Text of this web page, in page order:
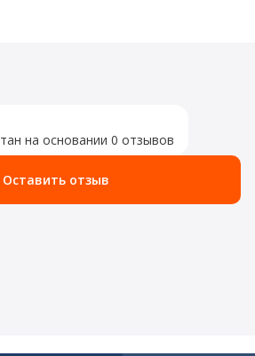
на основании 0 отзывов
Оставить отзыв